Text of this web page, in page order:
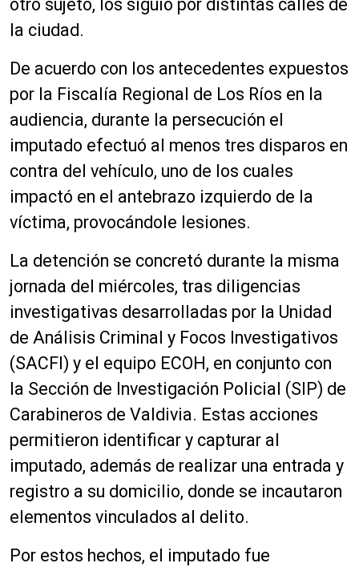
otro sujeto, los siguió por distintas calles de
la ciudad.
De acuerdo con los antecedentes expuestos
por la Fiscalía Regional de Los Ríos en la
audiencia, durante la persecución el
imputado efectuó al menos tres disparos en
contra del vehículo, uno de los cuales
impactó en el antebrazo izquierdo de la
víctima, provocándole lesiones.
La detención se concretó durante la misma
jornada del miércoles, tras diligencias
investigativas desarrolladas por la Unidad
de Análisis Criminal y Focos Investigativos
(SACFI) y el equipo ECOH, en conjunto con
la Sección de Investigación Policial (SIP) de
Carabineros de Valdivia. Estas acciones
permitieron identificar y capturar al
imputado, además de realizar una entrada y
registro a su domicilio, donde se incautaron
elementos vinculados al delito.
Por estos hechos, el imputado fue